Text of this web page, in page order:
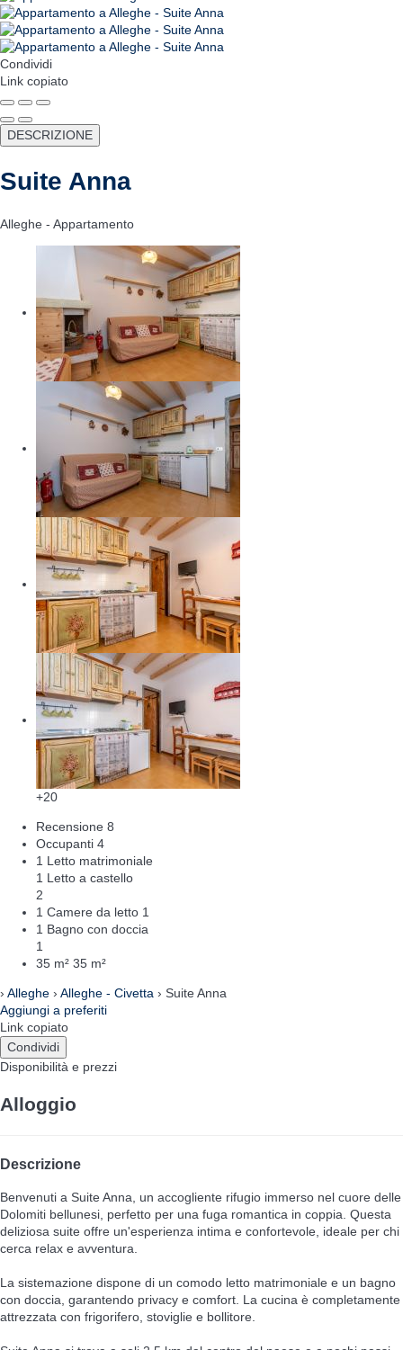
Condividi
Link copiato
DESCRIZIONE
Suite Anna
Alleghe - Appartamento
+20
Recensione 8
Occupanti 4
1 Letto matrimoniale
1 Letto a castello
2
1 Camere da letto 1
1 Bagno con doccia
1
35 m² 35 m²
› Alleghe › Alleghe - Civetta › Suite Anna
Aggiungi a preferiti
Link copiato
Condividi
Disponibilità e prezzi
Alloggio
Descrizione
Benvenuti a Suite Anna, un accogliente rifugio immerso nel cuore delle
Dolomiti bellunesi, perfetto per una fuga romantica in coppia. Questa
deliziosa suite offre un'esperienza intima e confortevole, ideale per chi
cerca relax e avventura.
La sistemazione dispone di un comodo letto matrimoniale e un bagno
con doccia, garantendo privacy e comfort. La cucina è completamente
attrezzata con frigorifero, stoviglie e bollitore.